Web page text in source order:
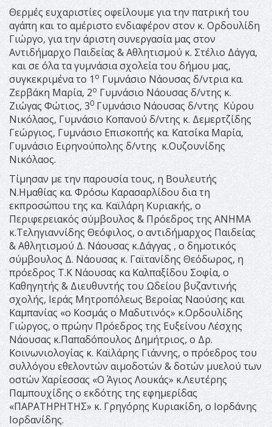
Θερμές ευχαριστίες οφείλουμε για την πατρική του
αγάπη και το αμέριστο ενδιαφέρον στον κ. Ορδουλίδη
Γιώργο, για την άριστη συνεργασία μας στον
Αντιδήμαρχο Παιδείας & Αθλητισμού κ. Στέλιο Δάγγα,
και σε όλα τα γυμνάσια σχολεία του δήμου μας,
συγκεκριμένα το 1ο Γυμνάσιο Νάουσας δ/ντρια κα.
Ζερβάκη Μαρία, 2ο Γυμνάσιο Νάουσας δ/ντης κ.
Ζιώγας Φώτιος, 30 Γυμνάσιο Νάουσας δ/ντης Κύρου
Νικόλαος, Γυμνάσιο Κοπανού δ/ντης κ. Δεμερτζίδης
Γεώργιος, Γυμνάσιο Επισκοπής κα. Κατσίκα Μαρία,
Γυμνάσιο Ειρηνούπολης δ/ντης κ.Ουζουνίδης
Νικόλαος.
Τίμησαν με την παρουσία τους, η Βουλευτής
Ν.Ημαθίας κα. Φρόσω Καρασαρλίδου δια τη
εκπροσώπου της κα. Καϊλάρη Κυριακής, ο
Περιφερειακός σύμβουλος & Πρόεδρος της ΑΝΗΜΑ
κ.Τεληγιαννίδης Θεόφιλος, ο αντιδήμαρχος Παιδείας
& Αθλητισμού Δ. Νάουσας κ.Δάγγας , ο δημοτικός
σύμβουλος Δ. Νάουσας κ. Γαϊτανίδης Θεόδωρος, η
πρόεδρος Τ.Κ Νάουσας κα Καλπαξίδου Σοφία, ο
Καθηγητής & Διευθυντής του Ωδείου βυζαντινής
σχολής, Ιεράς Μητροπόλεως Βεροίας Ναούσης και
Καμπανίας «ο Κοσμάς ο Μαδυτινός» κ.Ορδουλίδης
Γιώργος, ο πρώην Πρόεδρος της Ευξείνου Λέσχης
Νάουσας κ.Παπαδόπουλος Δημήτριος, ο Δρ.
Κοινωνιολογίας κ. Καϊλάρης Γιάννης, ο πρόεδρος του
συλλόγου εθελοντών αιμοδοτών & δοτών μυελού των
οστών Χαρίεσσας «Ο Άγιος Λουκάς» κ.Λευτέρης
Παμπουχίδης ο εκδότης της εφημερίδας
«ΠΑΡΑΤΗΡΗΤΗΣ» κ. Γρηγόρης Κυριακίδη, ο Ιορδάνης
Ιορδανίδης.